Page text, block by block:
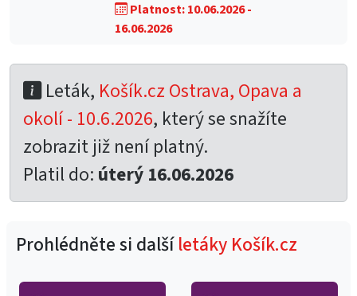
Platnost: 10.06.2026 -
16.06.2026
Leták, Košík.cz Ostrava, Opava a
okolí - 10.6.2026, který se snažíte
zobrazit již není platný.
Platil do: úterý 16.06.2026
Prohlédněte si dalšíletáky Košík.cz